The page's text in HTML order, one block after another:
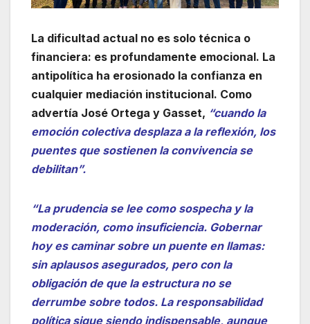
La dificultad actual no es solo técnica o
financiera: es profundamente emocional. La
antipolítica ha erosionado la confianza en
cualquier mediación institucional. Como
advertía José Ortega y Gasset, “cuando la
emoción colectiva desplaza a la reflexión, los
puentes que sostienen la convivencia se
debilitan”.
“La prudencia se lee como sospecha y la
moderación, como insuficiencia. Gobernar
hoy es caminar sobre un puente en llamas:
sin aplausos asegurados, pero con la
obligación de que la estructura no se
derrumbe sobre todos. La responsabilidad
política sigue siendo indispensable, aunque